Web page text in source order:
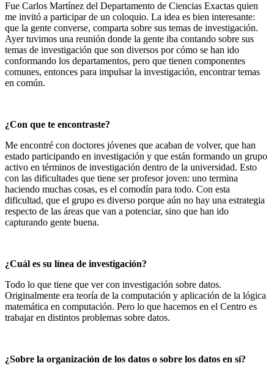
Fue Carlos Martínez del Departamento de Ciencias Exactas quien
me invitó a participar de un coloquio. La idea es bien interesante:
que la gente converse, comparta sobre sus temas de investigación.
Ayer tuvimos una reunión donde la gente iba contando sobre sus
temas de investigación que son diversos por cómo se han ido
conformando los departamentos, pero que tienen componentes
comunes, entonces para impulsar la investigación, encontrar temas
en común.
¿Con que te encontraste?
Me encontré con doctores jóvenes que acaban de volver, que han
estado participando en investigación y que están formando un grupo
activo en términos de investigación dentro de la universidad. Esto
con las dificultades que tiene ser profesor joven: uno termina
haciendo muchas cosas, es el comodín para todo. Con esta
dificultad, que el grupo es diverso porque aún no hay una estrategia
respecto de las áreas que van a potenciar, sino que han ido
capturando gente buena.
¿Cuál es su línea de investigación?
Todo lo que tiene que ver con investigación sobre datos.
Originalmente era teoría de la computación y aplicación de la lógica
matemática en computación. Pero lo que hacemos en el Centro es
trabajar en distintos problemas sobre datos.
¿Sobre la organización de los datos o sobre los datos en sí?